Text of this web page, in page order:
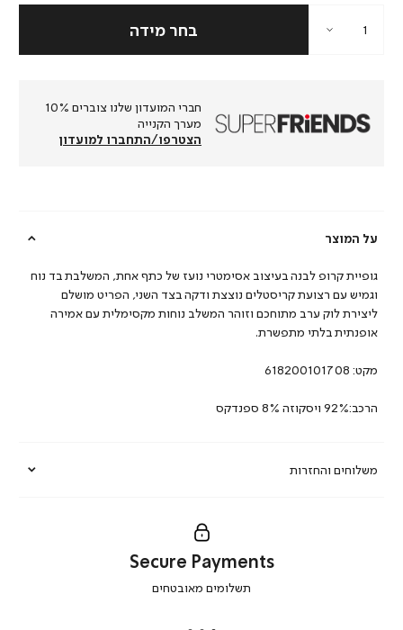
חברי המועדון שלנו צוברים 10%
מערך הקנייה
הצטרפו/התחברו למועדון
על המוצר
משלוחים והחזרות
גופיית קרופ לבנה בעיצוב אסימטרי נועז של כתף אחת, המשלבת בד נוח
וגמיש עם רצועת קריסטלים נוצצת ודקה בצד השני, הפריט מושלם
ליצירת לוק ערב מתוחכם וזוהר המשלב נוחות מקסימלית עם אמירה
אופנתית בלתי מתפשרת.
מקט: 618200101708
הרכב:92% ויסקוזה 8% ספנדקס
secure
Secure Payments
תשלומים מאובטחים